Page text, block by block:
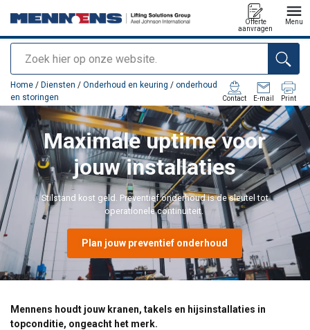
Zoeken
Offerte
aanvragen
Menu
toegevoegd aan uw offerte
Home / Diensten / Onderhoud en keuring / onderhoud
en storingen
Contact E-mail Print
Maximale uptime voor
jouw installaties
Stilstand kost geld. Preventief onderhoud is de sleutel tot
operationele continuïteit.
Plan jouw preventief onderhoud
Mennens houdt jouw kranen, takels en hijsinstallaties in
topconditie, ongeacht het merk.